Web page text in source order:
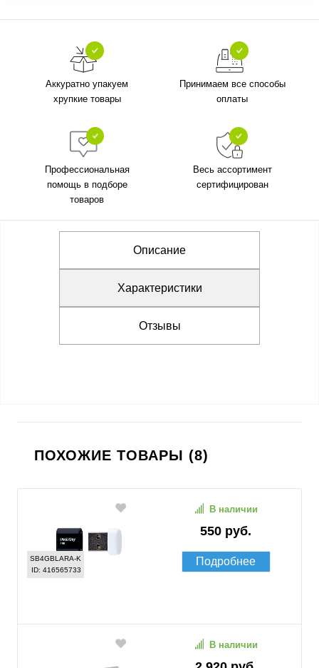
Аккуратно упакуем
хрупкие товары
Принимаем все способы
оплаты
Профессиональная
помощь в подборе
товаров
Весь ассортимент
сертифицирован
Описание
Характеристики
Отзывы
ПОХОЖИЕ ТОВАРЫ (8)
SB4GBLARA-K
ID: 416565733
550 руб.
В наличии
Подробнее
В наличии